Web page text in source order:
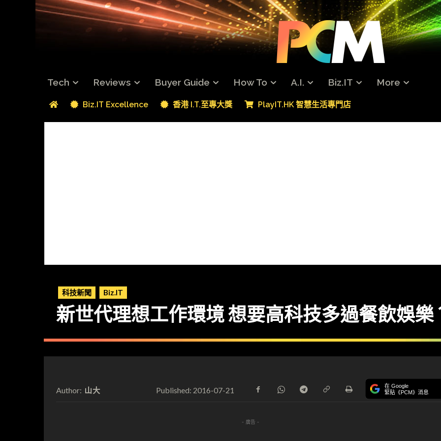
Tech Reviews Buyer Guide How To A.I. Biz.IT More
Biz.IT Excellence 香港 I.T.至專大獎 PlayIT.HK 智慧生活專門店
科技新聞 Biz.IT
新世代理想工作環境 想要高科技多過餐飲娛樂
Author: 山大 Published: 2016-07-21 在 Google
緊貼《PCM》消息
- 廣告 -